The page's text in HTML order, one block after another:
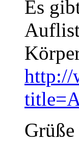
Es
http://